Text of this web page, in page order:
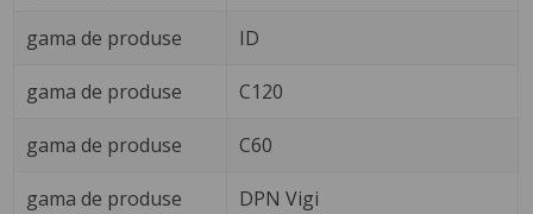
gama de produse ID
gama de produse C120
gama de produse C60
gama de produse DPN Vigi